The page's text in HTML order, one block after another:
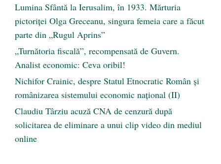
Lumina Sfântă la Ierusalim, în 1933. Mărturia
pictoriței Olga Greceanu, singura femeia care a făcut
parte din „Rugul Aprins”
„Turnătoria fiscală”, recompensată de Guvern.
Analist economic: Ceva oribil!
Nichifor Crainic, despre Statul Etnocratic Român şi
românizarea sistemului economic naţional (II)
Claudiu Târziu acuză CNA de cenzură după
solicitarea de eliminare a unui clip video din mediul
online